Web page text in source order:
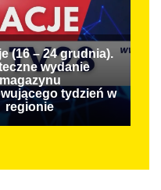
(16 – 24 grudnia).
wydanie
magazynu
tydzień w
regionie